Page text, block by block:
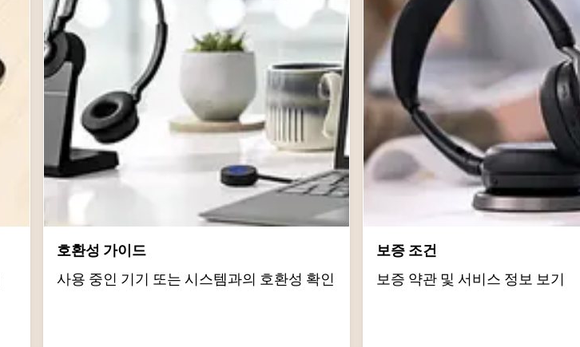
호환성 가이드
사용 중인 기기 또는 시스템과의 호환성 확인
보증 조건
보증 약관 및 서비스 정보 보기